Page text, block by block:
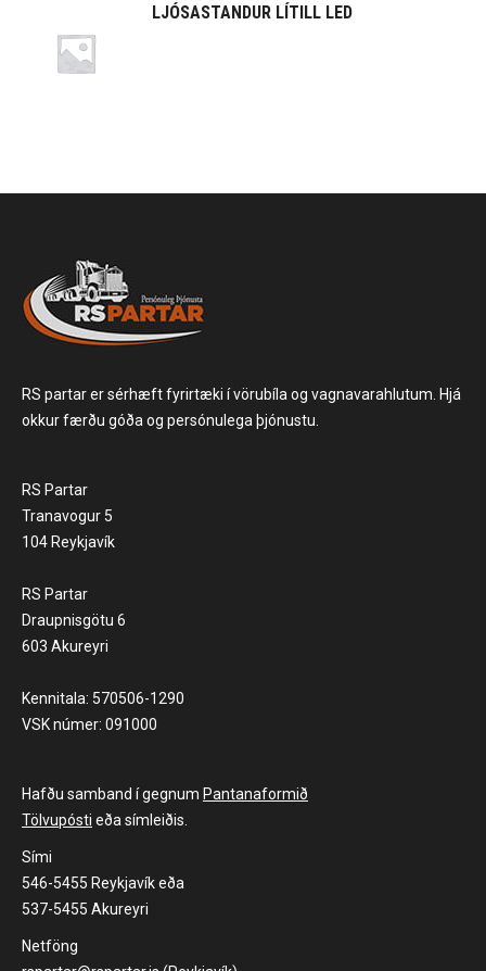
LJÓSASTANDUR LÍTILL LED
RS partar er sérhæft fyrirtæki í vörubíla og vagnavarahlutum. Hjá
okkur færðu góða og persónulega þjónustu.
RS Partar
Tranavogur 5
104 Reykjavík
RS Partar
Draupnisgötu 6
603 Akureyri
Kennitala: 570506-1290
VSK númer: 091000
Hafðu samband í gegnum Pantanaformið
Tölvupósti eða símleiðis.
Sími
546-5455 Reykjavík eða
537-5455 Akureyri
Netföng